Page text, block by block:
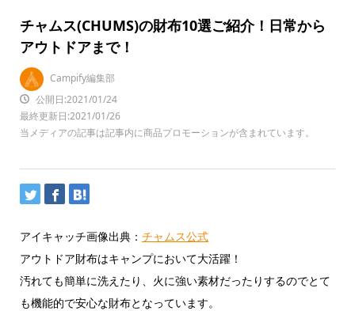
チャムス(CHUMS)の財布10選ご紹介！日常から
アウトドアまで！
Campify編集部
公開日:2021/01/24
最終更新日:2021/01/26
当メディアの記事は記事内に商品プロモーションが含まれています。
アイキャッチ画像出典： チャムス公式
アウトドア財布はキャンプにおいて大活躍！
汚れても簡単に洗えたり、火に強い素材だったりするのでとて
も機能的で安心な財布となっています。